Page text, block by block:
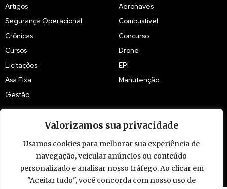
Valorizamos sua privacidade
Usamos cookies para melhorar sua experiência de
navegação, veicular anúncios ou conteúdo
personalizado e analisar nosso tráfego. Ao clicar em
"Aceitar tudo", você concorda com nosso uso de
Artigos
Segurança Operacional
Crônicas
Cursos
Licitações
Asa Fixa
Gestão
Aeronaves
Combustível
Concurso
Drone
EPI
Manutenção
© 2009 - 2026 Piloto Policial. Todos os direitos reservados. Brasil.